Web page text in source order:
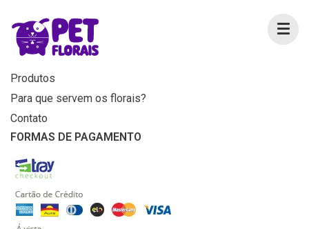
MENU
Home
Produtos
Para que servem os florais?
Contato
FORMAS DE PAGAMENTO